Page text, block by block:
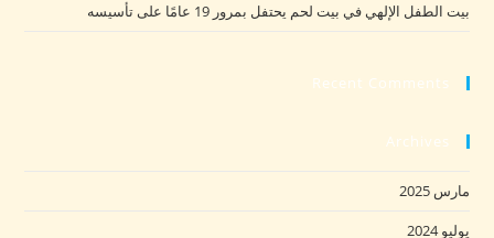
بيت الطفل الإلهي في بيت لحم يحتفل بمرور 19 عامًا على تأسيسه
Recent Comments
Archives
مارس 2025
يوليو 2024